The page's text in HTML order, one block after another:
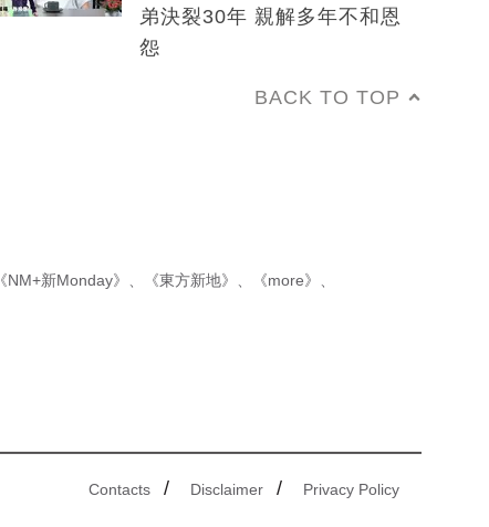
弟決裂30年 親解多年不和恩
怨
BACK TO TOP
《NM+新Monday》 《東方新地》 《more》
Contacts / Disclaimer / Privacy Policy